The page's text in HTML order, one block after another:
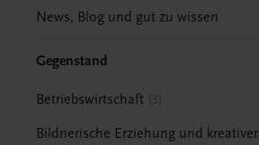
News, Blog und gut zu wissen
Gegenstand
Betriebswirtschaft 3
Bildnerische Erziehung und kreativer